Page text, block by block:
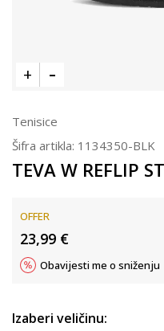
Tenisice
Šifra artikla: 1134350-BLK
TEVA W REFLIP
OFFER
23,99 €
Obavijesti me o sniženju
Izaberi veličinu: